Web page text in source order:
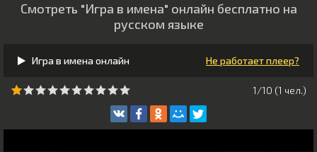
Смотреть "Игра в имена" онлайн бесплатно на
русском языке
Игра в имена онлайн Не работает плеер?
1/10 (1 чeл.)